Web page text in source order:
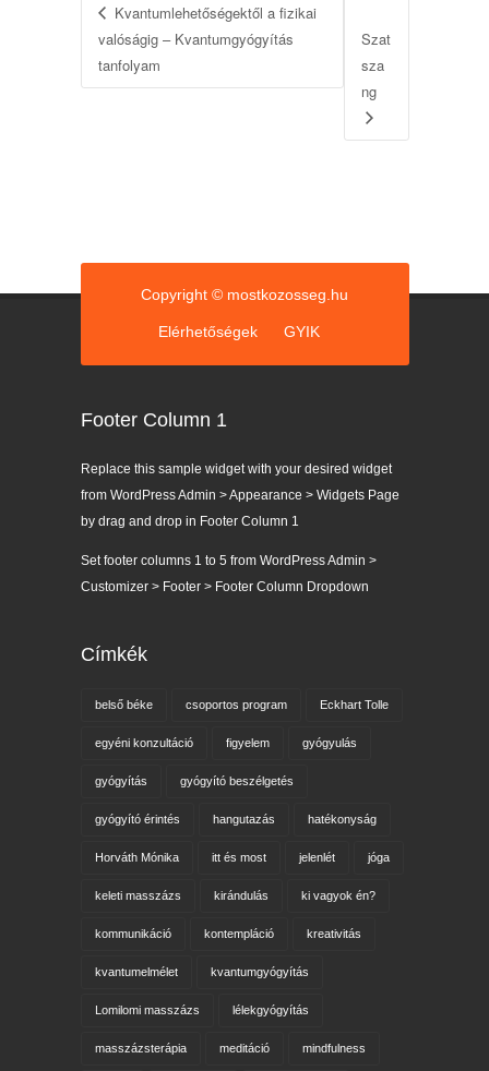
Kvantumlehetőségektől a fizikai
valóságig – Kvantumgyógyítás
tanfolyam
Szat
sza
ng
Copyright © mostkozosseg.hu
Elérhetőségek GYIK
Footer Column 1
Replace this sample widget with your desired widget
from WordPress Admin > Appearance > Widgets Page
by drag and drop in Footer Column 1
Set footer columns 1 to 5 from WordPress Admin >
Customizer > Footer > Footer Column Dropdown
Címkék
belső béke csoportos program Eckhart Tolle
egyéni konzultáció figyelem gyógyulás
gyógyítás gyógyító beszélgetés
gyógyító érintés hangutazás hatékonyság
Horváth Mónika itt és most jelenlét jóga
keleti masszázs kirándulás ki vagyok én?
kommunikáció kontempláció kreativitás
kvantumelmélet kvantumgyógyítás
Lomilomi masszázs lélekgyógyítás
masszázsterápia meditáció mindfulness